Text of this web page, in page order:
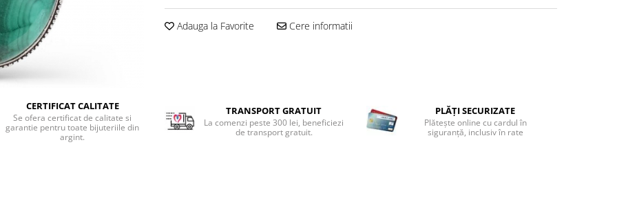
Adauga la Favorite Cere informatii
CERTIFICAT CALITATE
Se ofera certificat de calitate si
garantie pentru toate bijuteriile din
argint.
TRANSPORT GRATUIT
La comenzi peste 300 lei, beneficiezi
de transport gratuit.
PLĂȚI SECURIZATE
Plătește online cu cardul în
siguranță, inclusiv în rate